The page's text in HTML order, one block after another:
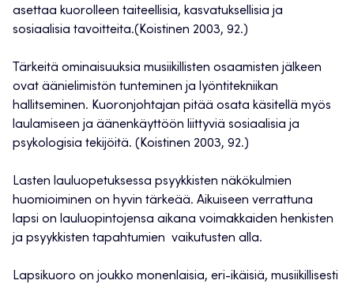
asettaa kuorolleen taiteellisia, kasvatuksellisia ja
sosiaalisia tavoitteita.(Koistinen 2003, 92.)
Tärkeitä ominaisuuksia musiikillisten osaamisten jälkeen
ovat äänielimistön tunteminen ja lyöntitekniikan
hallitseminen. Kuoronjohtajan pitää osata käsitellä myös
laulamiseen ja äänenkäyttöön liittyviä sosiaalisia ja
psykologisia tekijöitä. (Koistinen 2003, 92.)
Lasten lauluopetuksessa psyykkisten näkökulmien
huomioiminen on hyvin tärkeää. Aikuiseen verrattuna
lapsi on lauluopintojensa aikana voimakkaiden henkisten
ja psyykkisten tapahtumien vaikutusten alla.
Lapsikuoro on joukko monenlaisia, eri-ikäisiä, musiikillisesti